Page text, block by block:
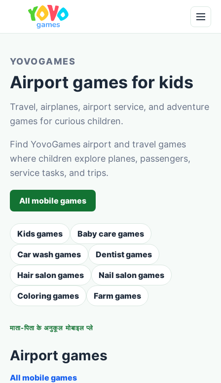
YOVOGAMES
Airport games for kids
Travel, airplanes, airport service, and adventure
games for curious children.
Find YovoGames airport and travel games
where children explore planes, passengers,
service tasks, and trips.
All mobile games
Kids games Baby care games
Car wash games Dentist games
Hair salon games Nail salon games
Coloring games Farm games
माता-पिता के अनुकूल मोबाइल प्ले
Airport games
All mobile games